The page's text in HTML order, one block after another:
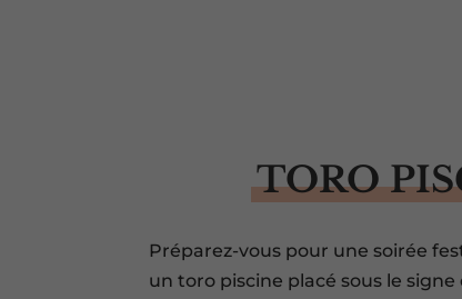
TORO
Préparez-vous pour une soirée
un toro piscine placé sous le